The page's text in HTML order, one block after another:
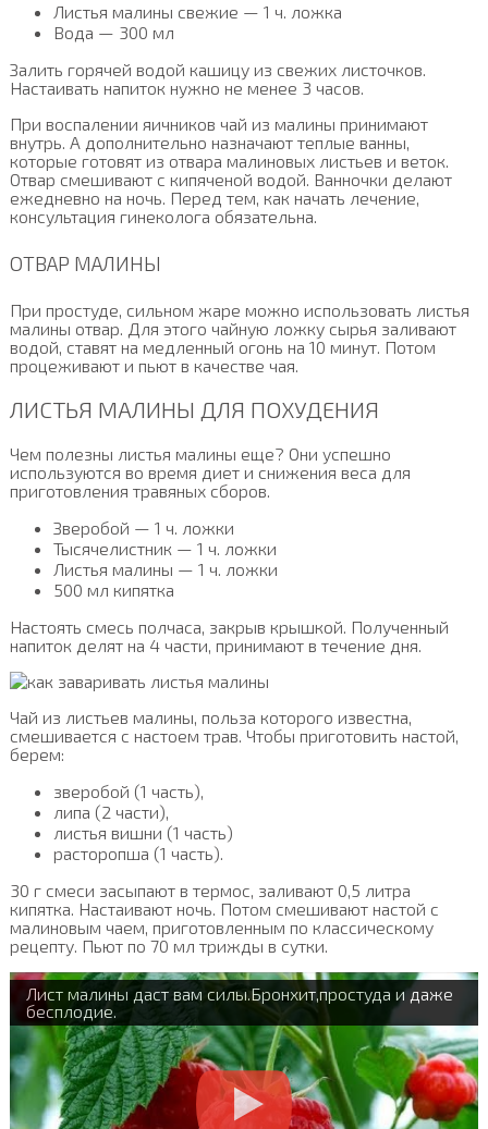
Листья малины свежие — 1 ч. ложка
Вода — 300 мл
Залить горячей водой кашицу из свежих листочков.
Настаивать напиток нужно не менее 3 часов.
При воспалении яичников чай из малины принимают
внутрь. А дополнительно назначают теплые ванны,
которые готовят из отвара малиновых листьев и веток.
Отвар смешивают с кипяченой водой. Ванночки делают
ежедневно на ночь. Перед тем, как начать лечение,
консультация гинеколога обязательна.
ОТВАР МАЛИНЫ
При простуде, сильном жаре можно использовать листья
малины отвар. Для этого чайную ложку сырья заливают
водой, ставят на медленный огонь на 10 минут. Потом
процеживают и пьют в качестве чая.
ЛИСТЬЯ МАЛИНЫ ДЛЯ ПОХУДЕНИЯ
Чем полезны листья малины еще? Они успешно
используются во время диет и снижения веса для
приготовления травяных сборов.
Зверобой — 1 ч. ложки
Тысячелистник — 1 ч. ложки
Листья малины — 1 ч. ложки
500 мл кипятка
Настоять смесь полчаса, закрыв крышкой. Полученный
напиток делят на 4 части, принимают в течение дня.
Чай из листьев малины, польза которого известна,
смешивается с настоем трав. Чтобы приготовить настой,
берем:
зверобой (1 часть),
липа (2 части),
листья вишни (1 часть)
расторопша (1 часть).
30 г смеси засыпают в термос, заливают 0,5 литра
кипятка. Настаивают ночь. Потом смешивают настой с
малиновым чаем, приготовленным по классическому
рецепту. Пьют по 70 мл трижды в сутки.
Лист малины даст вам силы.Бронхит,простуда и даже
бесплодие.